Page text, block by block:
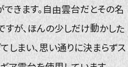
きます。自由雲台だとその名
が、ほんの少しだけ動かした
しまい、思い通りに決まらずス